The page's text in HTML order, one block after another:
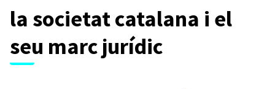
la societat catalana i el
seu marc jurídic